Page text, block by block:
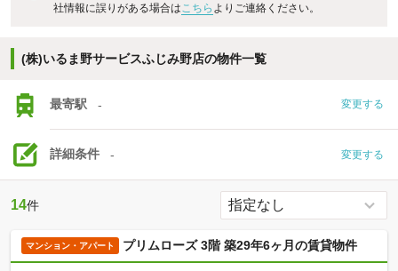
社情報に誤りがある場合はこちら よりご連絡ください。
(株)いるま野サービスふじみ野店の物件一覧
最寄駅 - 変更する
詳細条件 - 変更する
14件
マンション・アパート プリムローズ 3階 築29年6ヶ月の賃貸物件